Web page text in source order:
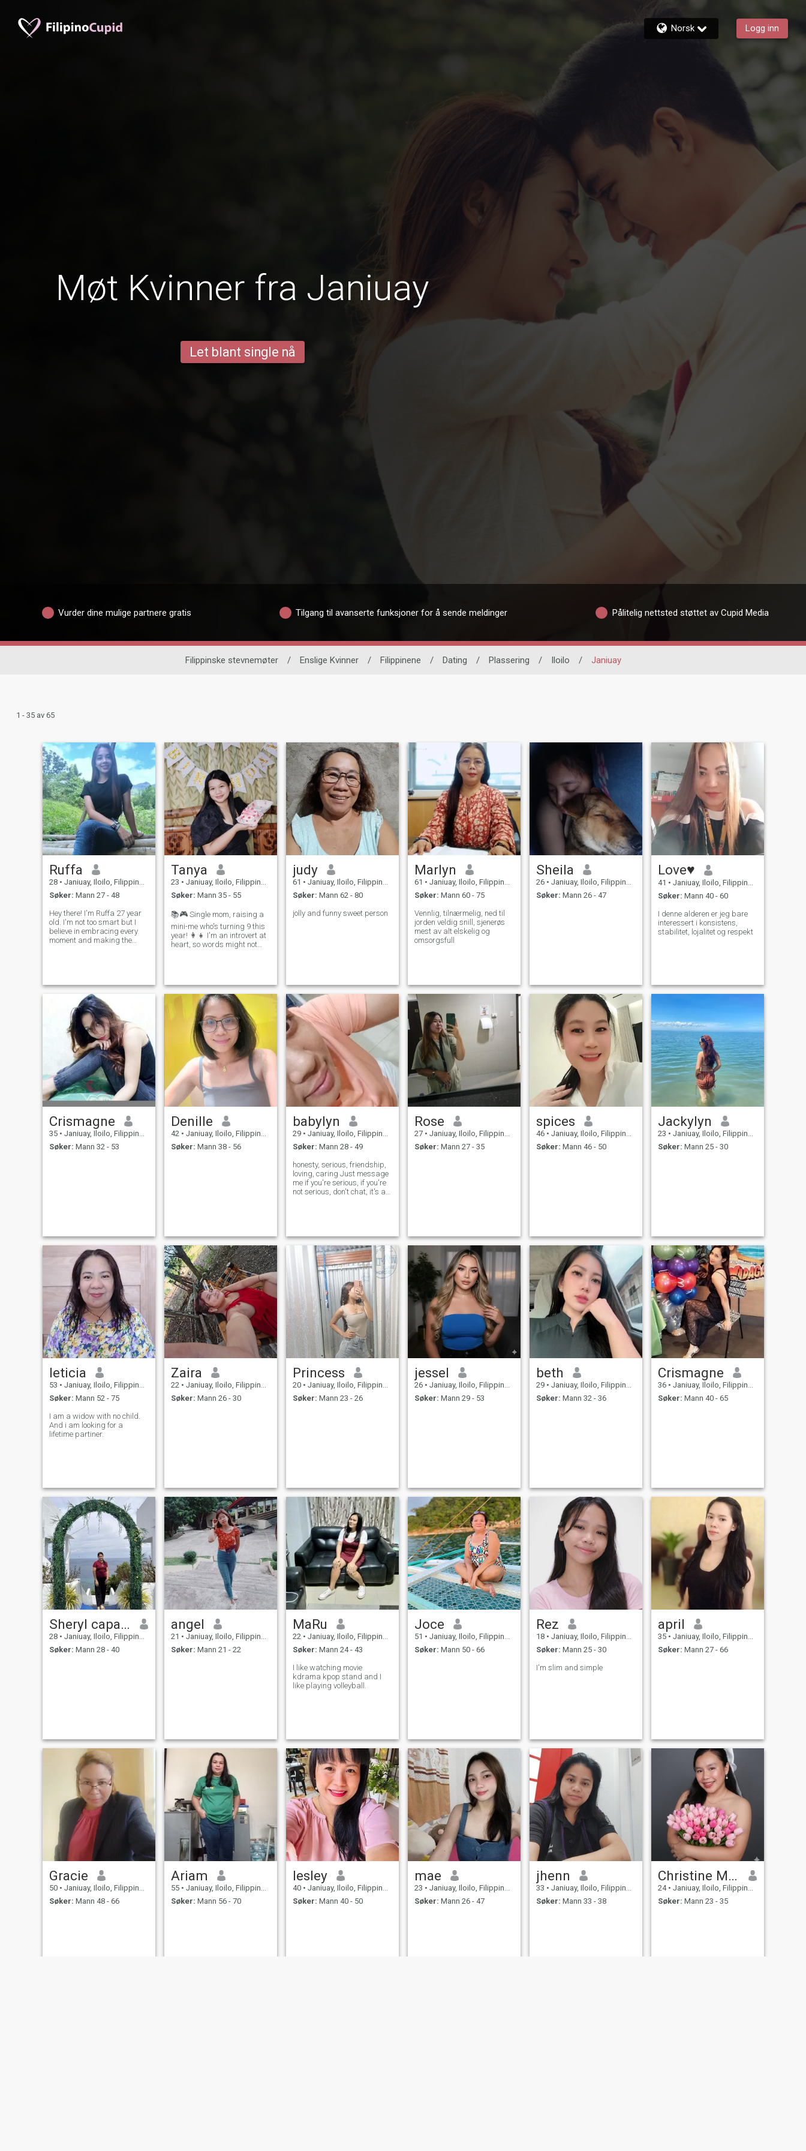
Norsk Logg inn
Møt Kvinner fra Janiuay
Let blant single nå
Vurder dine mulige partnere gratis Tilgang til avanserte funksjoner for å sende meldinger Pålitelig nettsted støttet av Cupid Media
Filippinske stevnemøter / Enslige Kvinner / Filippinene / Dating / Plassering / Iloilo / Janiuay
1 - 35 av 65
Ruffa
28 • Janiuay, Iloilo, Filippinene
Søker: Mann 27 - 48
Hey there! I'm Ruffa 27 year
old. I'm not too smart but I
believe in embracing every
moment and making the
finding joy in the simple
Tanya
23 • Janiuay, Iloilo, Filippinene
Søker: Mann 35 - 55
📚🎮 Single mom, raising a
mini-me who's turning 9 this
year! 👩‍👧 I'm an introvert at
heart, so words might not
believe in understa
judy
61 • Janiuay, Iloilo, Filippinene
Søker: Mann 62 - 80
jolly and funny sweet person
Marlyn
61 • Janiuay, Iloilo, Filippinene
Søker: Mann 60 - 75
Vennlig, tilnærmelig, ned til
jorden veldig snill, sjenerøs
mest av alt elskelig og
omsorgsfull
Sheila
26 • Janiuay, Iloilo, Filippinene
Søker: Mann 26 - 47
Love♥️
41 • Janiuay, Iloilo, Filippinene
Søker: Mann 40 - 60
I denne alderen er jeg bare
interessert i konsistens,
stabilitet, lojalitet og respekt
Crismagne
35 • Janiuay, Iloilo, Filippinene
Søker: Mann 32 - 53
Denille
42 • Janiuay, Iloilo, Filippinene
Søker: Mann 38 - 56
babylyn
29 • Janiuay, Iloilo, Filippinene
Søker: Mann 28 - 49
honesty, serious, friendship,
loving, caring Just message
me if you're serious, if you're
not serious, don't chat, it's a
Rose
27 • Janiuay, Iloilo, Filippinene
Søker: Mann 27 - 35
spices
46 • Janiuay, Iloilo, Filippinene
Søker: Mann 46 - 50
Jackylyn
23 • Janiuay, Iloilo, Filippinene
Søker: Mann 25 - 30
leticia
53 • Janiuay, Iloilo, Filippinene
Søker: Mann 52 - 75
I am a widow with no child.
And i am looking for a
lifetime partiner.
Zaira
22 • Janiuay, Iloilo, Filippinene
Søker: Mann 26 - 30
Princess
20 • Janiuay, Iloilo, Filippinene
Søker: Mann 23 - 26
jessel
26 • Janiuay, Iloilo, Filippinene
Søker: Mann 29 - 53
beth
29 • Janiuay, Iloilo, Filippinene
Søker: Mann 32 - 36
Crismagne
36 • Janiuay, Iloilo, Filippinene
Søker: Mann 40 - 65
Sheryl capada
28 • Janiuay, Iloilo, Filippinene
Søker: Mann 28 - 40
angel
21 • Janiuay, Iloilo, Filippinene
Søker: Mann 21 - 22
MaRu
22 • Janiuay, Iloilo, Filippinene
Søker: Mann 24 - 43
I like watching movie
kdrama kpop stand and I
like playing volleyball.
Joce
51 • Janiuay, Iloilo, Filippinene
Søker: Mann 50 - 66
Rez
18 • Janiuay, Iloilo, Filippinene
Søker: Mann 25 - 30
I'm slim and simple
april
35 • Janiuay, Iloilo, Filippinene
Søker: Mann 27 - 66
Gracie
50 • Janiuay, Iloilo, Filippinene
Søker: Mann 48 - 66
Ariam
55 • Janiuay, Iloilo, Filippinene
Søker: Mann 56 - 70
lesley
40 • Janiuay, Iloilo, Filippinene
Søker: Mann 40 - 50
mae
23 • Janiuay, Iloilo, Filippinene
Søker: Mann 26 - 47
jhenn
33 • Janiuay, Iloilo, Filippinene
Søker: Mann 33 - 38
Christine Mae
24 • Janiuay, Iloilo, Filippinene
Søker: Mann 23 - 35